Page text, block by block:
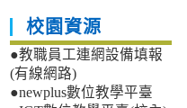
校園資源
●教職員工連網設備填報
(有線網路)
●newplus數位教學平臺